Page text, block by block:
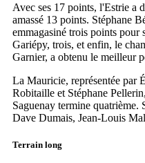
Avec ses 17 points, l'Estrie a
amassé 13 points. Stéphane
emmagasiné trois points
Gariépy, trois, et enfin, le
Garnier, a obtenu le meilleur
La Mauricie, représentée par
Robitaille et Stéphane
Saguenay termine quatrième.
Dave Dumais, Jean-Louis
Terrain long